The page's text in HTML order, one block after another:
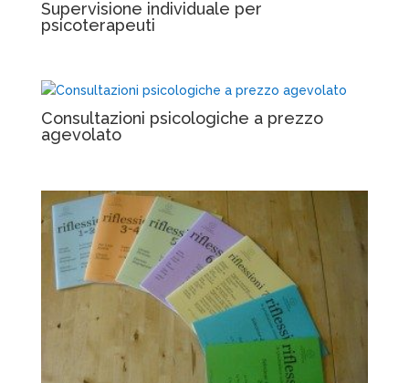
Supervisione individuale per
psicoterapeuti
Consultazioni psicologiche a prezzo
agevolato